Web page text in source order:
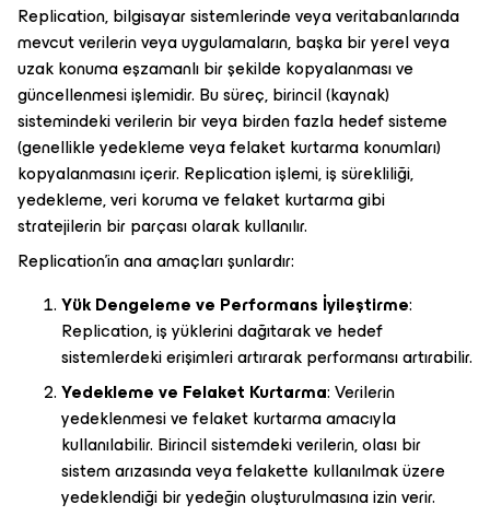
Replication, bilgisayar sistemlerinde veya veritabanlarında
mevcut verilerin veya uygulamaların, başka bir yerel veya
uzak konuma eşzamanlı bir şekilde kopyalanması ve
güncellenmesi işlemidir. Bu süreç, birincil (kaynak)
sistemindeki verilerin bir veya birden fazla hedef sisteme
(genellikle yedekleme veya felaket kurtarma konumları)
kopyalanmasını içerir. Replication işlemi, iş sürekliliği,
yedekleme, veri koruma ve felaket kurtarma gibi
stratejilerin bir parçası olarak kullanılır.
Replication’in ana amaçları şunlardır:
Yük Dengeleme ve Performans İyileştirme:
Replication, iş yüklerini dağıtarak ve hedef
sistemlerdeki erişimleri artırarak performansı artırabilir.
Yedekleme ve Felaket Kurtarma: Verilerin
yedeklenmesi ve felaket kurtarma amacıyla
kullanılabilir. Birincil sistemdeki verilerin, olası bir
sistem arızasında veya felakette kullanılmak üzere
yedeklendiği bir yedeğin oluşturulmasına izin verir.